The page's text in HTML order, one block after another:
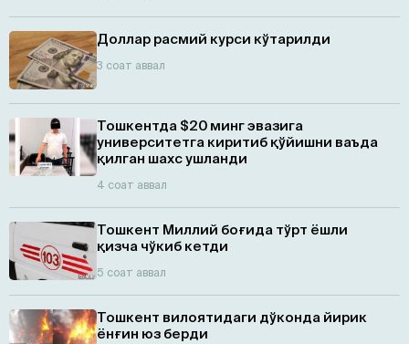
Доллар расмий курси кўтарилди
3 соат аввал
Тошкентда $20 минг эвазига
университетга киритиб қўйишни ваъда
қилган шахс ушланди
4 соат аввал
Тошкент Миллий боғида тўрт ёшли
қизча чўкиб кетди
5 соат аввал
Тошкент вилоятидаги дўконда йирик
ёнғин юз берди